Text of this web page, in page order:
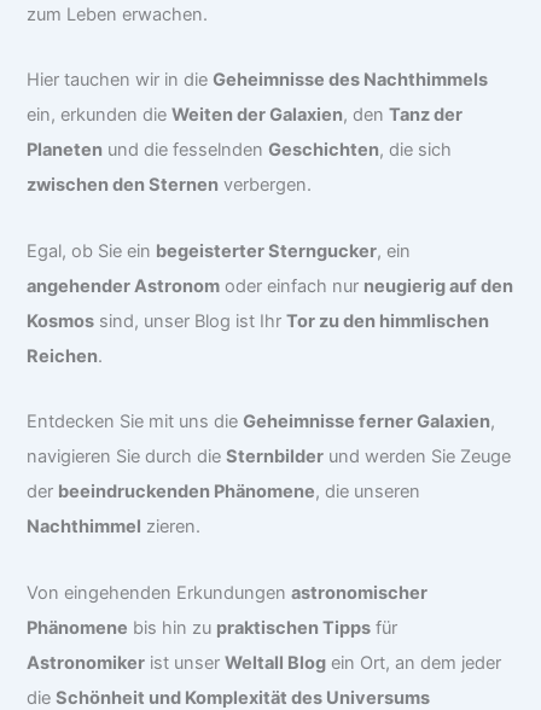
zum Leben erwachen.
Hier tauchen wir in dieGeheimnisse des Nachthimmels
ein, erkunden dieWeiten der Galaxien, denTanz der
Planeten und die fesselndenGeschichten, die sich
zwischen den Sternen verbergen.
Egal, ob Sie ein begeisterter Sterngucker, ein
angehender Astronom oder einfach nur neugierig auf den
Kosmos sind, unser Blog ist IhrTor zu den himmlischen
Reichen.
Entdecken Sie mit uns dieGeheimnisse ferner Galaxien,
navigieren Sie durch dieSternbilder und werden Sie Zeuge
der beeindruckenden Phänomene, die unseren
Nachthimmel zieren.
Von eingehenden Erkundungenastronomischer
Phänomene bis hin zu praktischen Tipps für
Astronomiker ist unserWeltall Blog ein Ort, an dem jeder
dieSchönheit und Komplexität des Universums